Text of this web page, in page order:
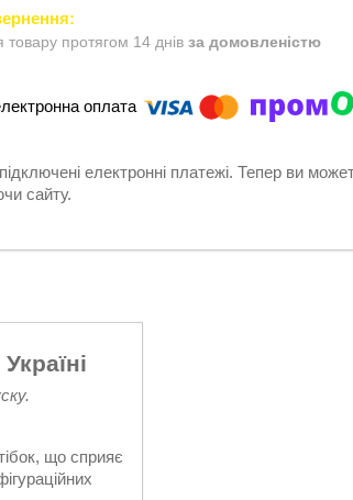
товару протягом 14 днів за домовленістю
електронні платежі. Тепер ви
сайту.
що сприяє